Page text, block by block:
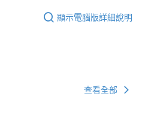
顯示電腦版詳細說明
查看全部